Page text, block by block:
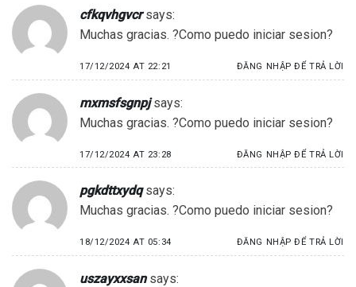
cfkqvhgvcr says:
Muchas gracias. ?Como puedo iniciar sesion?
17/12/2024 AT 22:21 ĐĂNG NHẬP ĐỂ TRẢ LỜI
mxmsfsgnpj says:
Muchas gracias. ?Como puedo iniciar sesion?
17/12/2024 AT 23:28 ĐĂNG NHẬP ĐỂ TRẢ LỜI
pgkdttxydq says:
Muchas gracias. ?Como puedo iniciar sesion?
18/12/2024 AT 05:34 ĐĂNG NHẬP ĐỂ TRẢ LỜI
uszayxxsan says: